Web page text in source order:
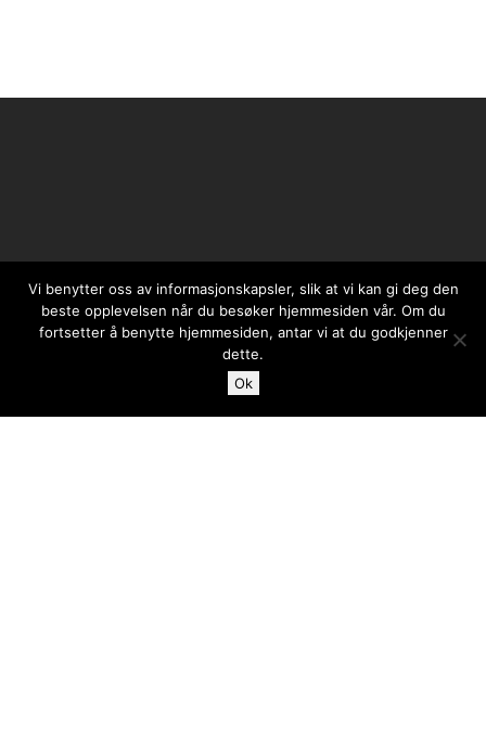
Vi benytter oss av informasjonskapsler, slik at vi kan gi deg den
beste opplevelsen når du besøker hjemmesiden vår. Om du
fortsetter å benytte hjemmesiden, antar vi at du godkjenner
dette.
Ok